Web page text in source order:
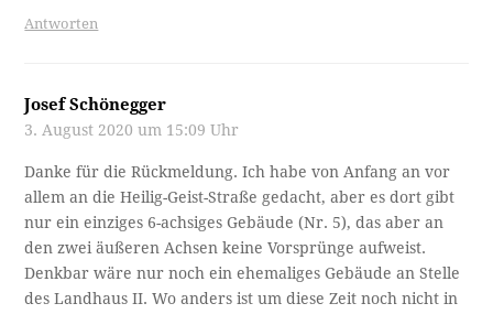
Antworten
Josef Schönegger
3. August 2020 um 15:09 Uhr
Danke für die Rückmeldung. Ich habe von Anfang an vor
allem an die Heilig-Geist-Straße gedacht, aber es dort gibt
nur ein einziges 6-achsiges Gebäude (Nr. 5), das aber an
den zwei äußeren Achsen keine Vorsprünge aufweist.
Denkbar wäre nur noch ein ehemaliges Gebäude an Stelle
des Landhaus II. Wo anders ist um diese Zeit noch nicht in